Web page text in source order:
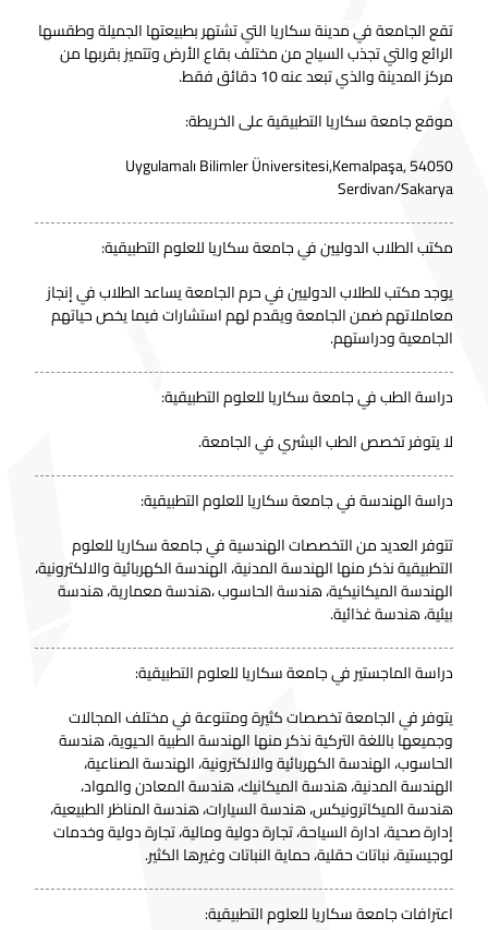
تقع الجامعة في مدينة سكاريا التي تشتهر بطبيعتها الجميلة وطقسها
الرائع والتي تجذب السياح من مختلف بقاع الأرض وتتميز بقربها من
مركز المدينة والذي تبعد عنه 10 دقائق فقط.
موقع جامعة سكاريا التطبيقية على الخريطة:
Uygulamalı Bilimler Üniversitesi,Kemalpaşa, 54050
Serdivan/Sakarya
مكتب الطلاب الدوليين في جامعة سكاريا للعلوم التطبيقية:
يوجد مكتب للطلاب الدوليين في حرم الجامعة يساعد الطلاب في إنجاز
معاملاتهم ضمن الجامعة ويقدم لهم استشارات فيما يخص حياتهم
الجامعية ودراستهم.
دراسة الطب في جامعة سكاريا للعلوم التطبيقية:
لا يتوفر تخصص الطب البشري في الجامعة.
دراسة الهندسة في جامعة سكاريا للعلوم التطبيقية:
تتوفر العديد من التخصصات الهندسية في جامعة سكاريا للعلوم
التطبيقية نذكر منها الهندسة المدنية، الهندسة الكهربائية والالكترونية،
الهندسة الميكانيكية، هندسة الحاسوب ،هندسة معمارية، هندسة
بيئية، هندسة غذائية.
دراسة الماجستير في جامعة سكاريا للعلوم التطبيقية:
يتوفر في الجامعة تخصصات كثيرة ومتنوعة في مختلف المجالات
وجميعها باللغة التركية نذكر منها الهندسة الطبية الحيوية، هندسة
الحاسوب، الهندسة الكهربائية والالكترونية، الهندسة الصناعية،
الهندسة المدنية، هندسة الميكانيك، هندسة المعادن والمواد،
هندسة الميكاترونيكس، هندسة السيارات، هندسة المناظر الطبيعية،
إدارة صحية، ادارة السياحة، تجارة دولية ومالية، تجارة دولية وخدمات
لوجيستية، نباتات حقلية، حماية النباتات وغيرها الكثير.
اعترافات جامعة سكاريا للعلوم التطبيقية: